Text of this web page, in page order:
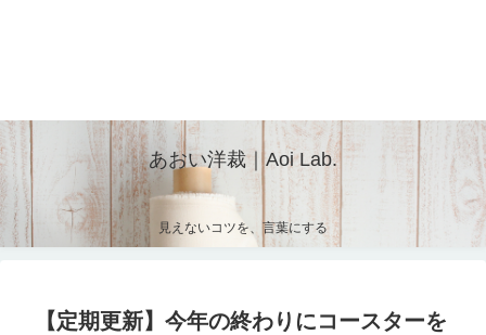
あおい洋裁｜Aoi Lab.
見えないコツを、言葉にする
【定期更新】今年の終わりにコースターを